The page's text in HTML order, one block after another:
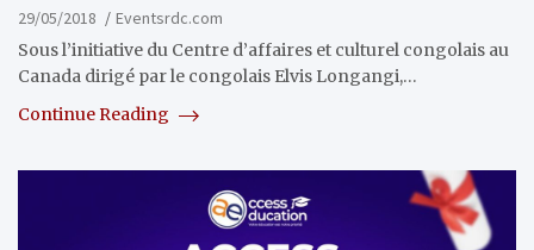
29/05/2018
Eventsrdc.com
Sous l’initiative du Centre d’affaires et culturel congolais au
Canada dirigé par le congolais Elvis Longangi,…
Continue Reading